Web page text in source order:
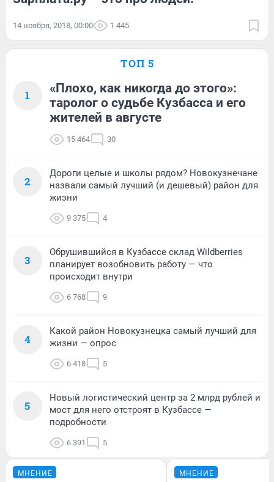
14 ноября, 2018, 00:00 1 445
ТОП 5
1
«Плохо, как никогда до этого»:
таролог о судьбе Кузбасса и его
жителей в августе
15 464 30
2
Дороги целые и школы рядом? Новокузнечане
назвали самый лучший (и дешевый) район для
жизни
9 375 4
3
Обрушившийся в Кузбассе склад Wildberries
планирует возобновить работу — что
происходит внутри
6 768 9
4
Какой район Новокузнецка самый лучший для
жизни — опрос
6 418 5
5
Новый логистический центр за 2 млрд рублей и
мост для него отстроят в Кузбассе —
подробности
6 391 5
МНЕНИЕ МНЕНИЕ